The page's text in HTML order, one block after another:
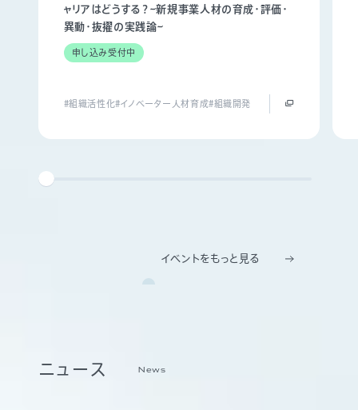
ャリアはどうする？~新規事業人材の育成・評価・
異動・抜擢の実践論~
申し込み受付中
#組織活性化#イノベーター人材育成#組織開発
イベントをもっと見る
ニュース News